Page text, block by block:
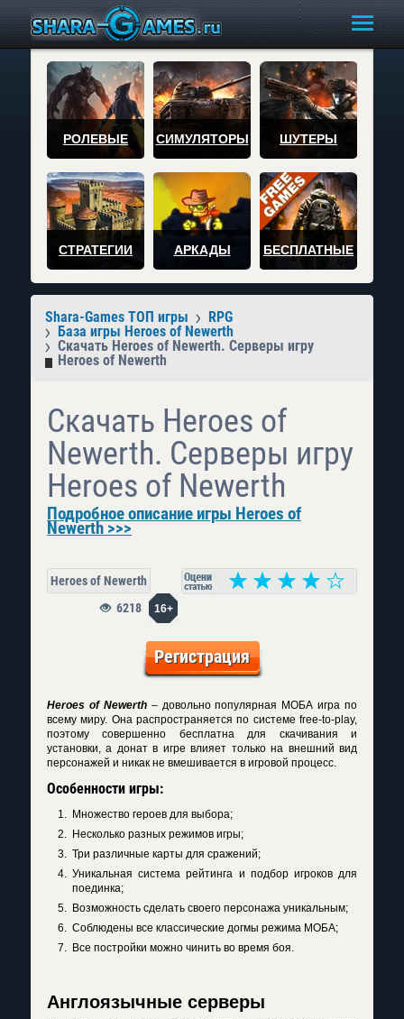
РОЛЕВЫЕ СИМУЛЯТОРЫ ШУТЕРЫ
СТРАТЕГИИ АРКАДЫ БЕСПЛАТНЫЕ
Shara-Games ТОП игры
RPG
База игры Heroes of Newerth
Скачать Heroes of Newerth. Серверы игру
Heroes of Newerth
Скачать Heroes of
Newerth. Серверы игру
Heroes of Newerth
Подробное описание игры Heroes of
Newerth >>>
Heroes of Newerth
16+
6218
Регистрация
Heroes of Newerth– довольно популярная МОБА игра по
всему миру. Она распространяется по системе free-to-play,
поэтому совершенно бесплатна для скачивания и
установки, а донат в игре влияет только на внешний вид
персонажей и никак не вмешивается в игровой процесс.
Особенности игры:
Множество героев для выбора;
Несколько разных режимов игры;
Три различные карты для сражений;
Уникальная система рейтинга и подбор игроков для
поединка;
Возможность сделать своего персонажа уникальным;
Соблюдены все классические догмы режима МОБА;
Все постройки можно чинить во время боя.
Англоязычные серверы